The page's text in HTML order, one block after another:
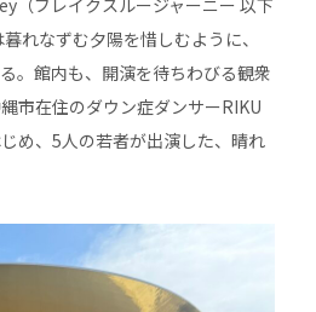
（ブレイクスルージャーニー 以下
れなずむ夕陽を惜しむように、
。館内も、開演を待ちわびる観衆
市在住のダウン症ダンサーRIKU
め、5人の若者が出演した、晴れ